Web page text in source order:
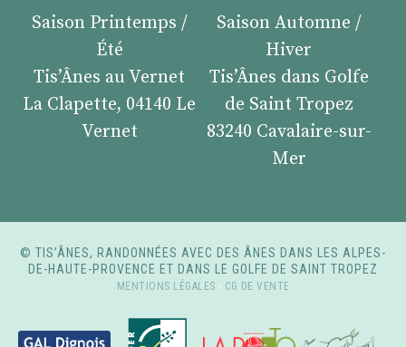
Saison Printemps /
Été
Tis’Ânes au Vernet
La Clapette, 04140 Le
Vernet
Saison Automne /
Hiver
Tis’Ânes dans Golfe
de Saint Tropez
83240 Cavalaire-sur-
Mer
© TIS’ÂNES, RANDONNÉES AVEC DES ÂNES DANS LES ALPES-
DE-HAUTE-PROVENCE ET DANS LE GOLFE DE SAINT TROPEZ
MENTIONS LÉGALES - CG DE VENTE